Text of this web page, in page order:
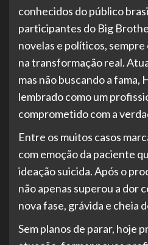
conhecidos do público
participantes do Big
novelas e políticos,
na transformação real.
mas não buscando a fama,
lembrado como um
comprometido com a
Entre os muitos casos
com emoção da paciente
ideação suicida. Após o
não apenas superou a dor
nova fase, grávida e cheia
Sem planos de parar, hoje